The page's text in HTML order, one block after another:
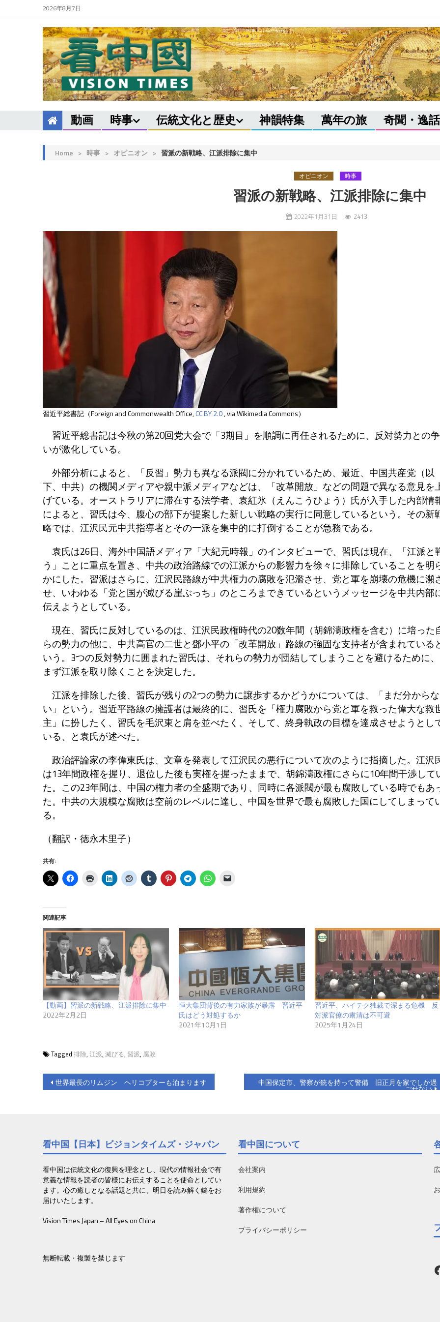
2026年8月7日
動画 時事 伝統文化と歴史 神韻特集 萬年の旅 奇聞・逸話
Home > 時事 > オピニオン > 習派の新戦略、江派排除に集中
オピニオン 時事
習派の新戦略、江派排除に集中
2022年1月31日 2413
習近平総書記（Foreign and Commonwealth Office,CC BY 2.0, via Wikimedia Commons）
習近平総書記は今秋の第20回党大会で「3期目」を順調に再任されるために、反対勢力との争
いが激化している。
外部分析によると、「反習」勢力も異なる派閥に分かれているため、最近、中国共産党（以
下、中共）の機関メディアや親中派メディアなどは、「改革開放」などの問題で異なる意見を
げている。オーストラリアに滞在する法学者、袁紅氷（えんこうひょう）氏が入手した内部情
によると、習氏は今、腹心の部下が提案した新しい戦略の実行に同意しているという。その新
略では、江沢民元中共指導者とその一派を集中的に打倒することが急務である。
袁氏は26日、海外中国語メディア「大紀元時報」のインタビューで、習氏は現在、「江派と
う」ことに重点を置き、中共の政治路線での江派からの影響力を徐々に排除していることを明
かにした。習派はさらに、江沢民路線が中共権力の腐敗を氾濫させ、党と軍を崩壊の危機に瀕
せ、いわゆる「党と国が滅びる崖ぶっち」のところまできているというメッセージを中共内部
伝えようとしている。
現在、習氏に反対しているのは、江沢民政権時代の20数年間（胡錦濤政権を含む）に培った
らの勢力の他に、中共高官の二世と鄧小平の「改革開放」路線の強固な支持者が含まれている
いう。3つの反対勢力に囲まれた習氏は、それらの勢力が団結してしまうことを避けるために、
まず江派を取り除くことを決定した。
江派を排除した後、習氏が残りの2つの勢力に譲歩するかどうかについては、「まだ分からな
い」という。習近平路線の擁護者は最終的に、習氏を「権力腐敗から党と軍を救った偉大な救
主」に扮したく、習氏を毛沢東と肩を並べたく、そして、終身執政の目標を達成させようとし
いる、と袁氏が述べた。
政治評論家の李偉東氏は、文章を発表して江沢民の悪行について次のように指摘した。江沢
は13年間政権を握り、退位した後も実権を握ったままで、胡錦濤政権にさらに10年間干渉して
た。この23年間は、中国の権力者の全盛期であり、同時に各派閥が最も腐敗している時でもあ
た。中共の大規模な腐敗は空前のレベルに達し、中国を世界で最も腐敗した国にしてしまって
る。
（翻訳・徳永木里子）
共有:
関連記事
【動画】習派の新戦略、江派排除に集中
2022年2月2日
恒大集団背後の有力家族が暴露 習近平
氏はどう対処するか
2021年10月1日
習近平、ハイテク独裁で深まる危機 反
対派官僚の粛清は不可避
2025年1月24日
Tagged 排除, 江派, 滅びる, 習派, 腐敗
投
ビ
ゲ
ー
シ
ョ
ン
世界最長のリムジン ヘリコプターも泊まります 中国保定市、警察が銃を持って警備 旧正月を家でしか過
ごせない
看中国【日本】ビジョンタイムズ・ジャパン
看中国は伝統文化の復興を理念とし、現代の情報社会で有
意義な情報を読者の皆様にお伝えすることを使命としてい
ます。心の癒しとなる話題と共に、明日を読み解く鍵をお
届けいたします。
Vision Times Japan – All Eyes on China
無断転載・複製を禁じます
看中国について
会社案内
利用規約
著作権について
プライバシーポリシー